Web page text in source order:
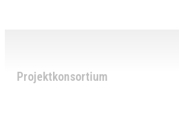
Projektkonsortium